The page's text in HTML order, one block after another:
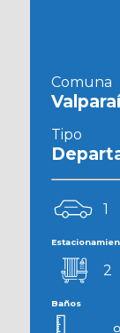
Comuna
Tipo
1
2
Baños